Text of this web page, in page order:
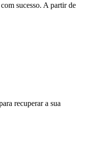
sucesso. A partir de
recuperar a sua